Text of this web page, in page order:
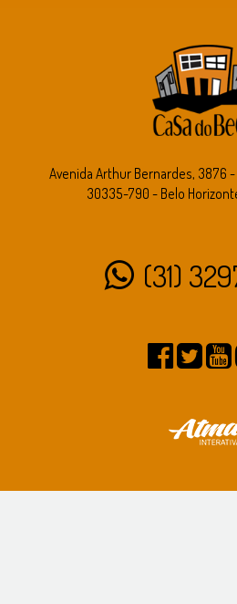
Avenida Arthur Bernardes, 3876
30335-790 - Belo
(31)